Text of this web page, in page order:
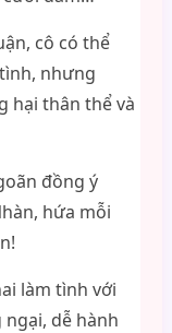
cô có thể
nhưng
hại thân thể và
đồng ý
hứa mỗi
làm tình với
dễ hành